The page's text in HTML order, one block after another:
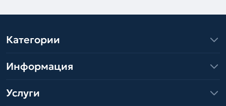
Категории
Информация
Услуги